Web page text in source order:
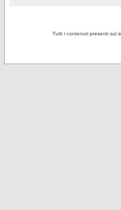
Tutti i contenuti presenti sul